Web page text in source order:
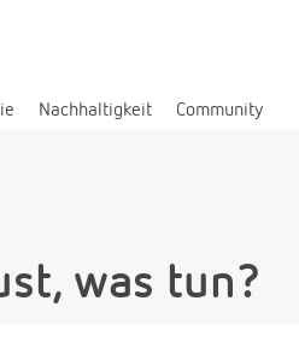
Nachhaltigkeit Community
was tun?